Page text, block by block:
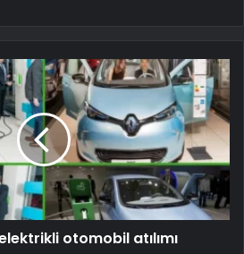
otomobil atılımı